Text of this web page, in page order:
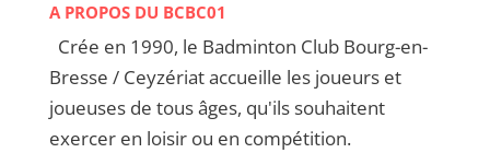
A PROPOS DU BCBC01
Crée en 1990, le Badminton Club Bourg-en-
Bresse / Ceyzériat accueille les joueurs et
joueuses de tous âges, qu'ils souhaitent
exercer en loisir ou en compétition.